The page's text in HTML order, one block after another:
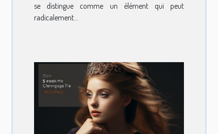
se distingue comme un élément qui peut
radicalement...